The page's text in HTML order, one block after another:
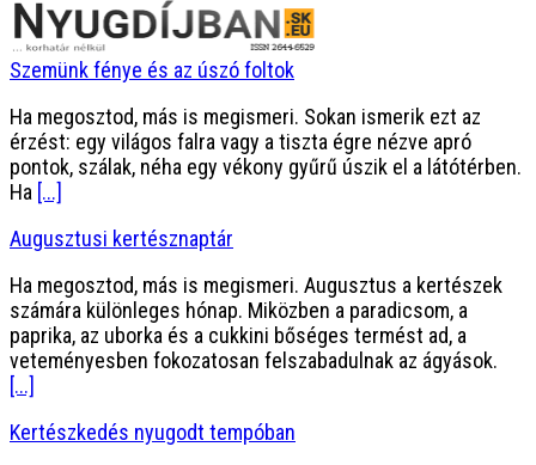
Szemünk fénye és az úszó foltok
Ha megosztod, más is megismeri. Sokan ismerik ezt az
érzést: egy világos falra vagy a tiszta égre nézve apró
pontok, szálak, néha egy vékony gyűrű úszik el a látótérben.
Ha [...]
Augusztusi kertésznaptár
Ha megosztod, más is megismeri. Augusztus a kertészek
számára különleges hónap. Miközben a paradicsom, a
paprika, az uborka és a cukkini bőséges termést ad, a
veteményesben fokozatosan felszabadulnak az ágyások.
[...]
Kertészkedés nyugodt tempóban